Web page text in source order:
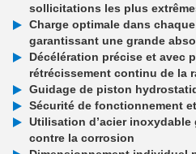
sollicitations les plus
Charge optimale dans
garantissant une grande
Décélération précise et avec
rétrécissement continu de la
Guidage de piston
Sécurité de fonctionnement
Utilisation d’acier
contre la corrosion